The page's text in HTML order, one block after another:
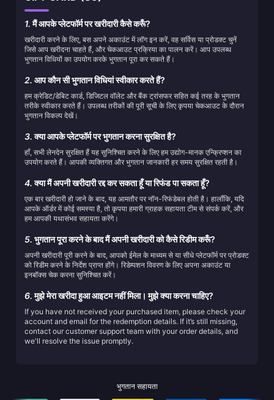
1.मैं आपके प्लेटफॉर्म पर खरीदारी कैसे करूँ?
खरीदारी करने के लिए, बस अपने अकाउंट में लॉग इन करें, वह सर्विस या प्रोडक्ट चुनें
जिसे आप खरीदना चाहते हैं, और चेकआउट प्रक्रिया का पालन करें। आप उपलब्ध
भुगतान विधियों का उपयोग करके भुगतान पूरा कर सकते हैं।
2. आप कौन सी भुगतान विधियां स्वीकार करते हैं?
हम क्रेडिट/डेबिट कार्ड, डिजिटल वॉलेट और बैंक ट्रांसफर सहित कई तरह के भुगतान
तरीके स्वीकार करते हैं। उपलब्ध तरीकों की पूरी सूची के लिए कृपया चेकआउट के दौरान
भुगतान विकल्प देखें।
3.क्या आपके प्लेटफॉर्म पर भुगतान करना सुरक्षित है?
हाँ, सभी लेनदेन सुरक्षित हैं यह सुनिश्चित करने के लिए हम उद्योग-मानक एन्क्रिप्शन का
उपयोग करते हैं। आपकी व्यक्तिगत और भुगतान जानकारी हर समय सुरक्षित रहती है।
4.क्या मैं अपनी खरीदारी रद्द कर सकता हूँ या रिफंड पा सकता हूँ?
एक बार खरीदारी हो जाने के बाद, यह आमतौर पर नॉन-रिफंडेबल होती है। हालाँकि, यदि
आपके ऑर्डर में कोई समस्या है, तो कृपया हमारी ग्राहक सहायता टीम से संपर्क करें, और
हम आपकी यथासंभव सहायता करेंगे।
5. भुगतान पूरा करने के बाद मैं अपनी खरीदारी को कैसे रिडीम करूँ?
अपनी खरीदारी पूरी करने के बाद, आपको ईमेल के माध्यम से या सीधे प्लेटफॉर्म पर प्रोडक्ट
को रिडीम करने के निर्देश प्राप्त होंगे। रिडेम्पशन विवरण के लिए अपना अकाउंट या
इनबॉक्स चेक करना सुनिश्चित करें।
6.मुझे मेरा खरीदा हुआ आइटम नहीं मिला। मुझे क्या करना चाहिए?
If you have not received your purchased item, please check your
account and email for the redemption details. If it’s still missing,
contact our customer support team with your order details, and
we'll resolve the issue promptly.
भुगतान सहायता